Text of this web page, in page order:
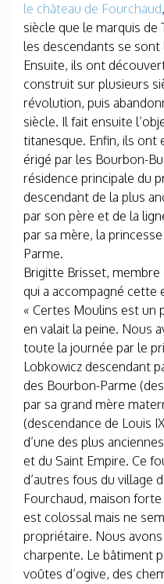
le château de Fourchaud
siècle que le marquis de
les descendants se
Ensuite, ils ont
construit sur plusieurs
révolution, puis
siècle. Il fait ensuite
titanesque. Enfin, ils ont
érigé par les Bourbon-
résidence principale du
descendant de la plus
par son père et de la
par sa mère, la
Parme.
Brigitte Brisset, membre
qui a accompagné cette
« Certes Moulins est un
en valait la peine. Nous
toute la journée par le
Lobkowicz descendant
des Bourbon-Parme
par sa grand mère
(descendance de Louis
d’une des plus
et du Saint Empire. Ce
d’autres fous du village
Fourchaud, maison
est colossal mais ne
propriétaire. Nous
charpente. Le bâtiment
voûtes d’ogive, des